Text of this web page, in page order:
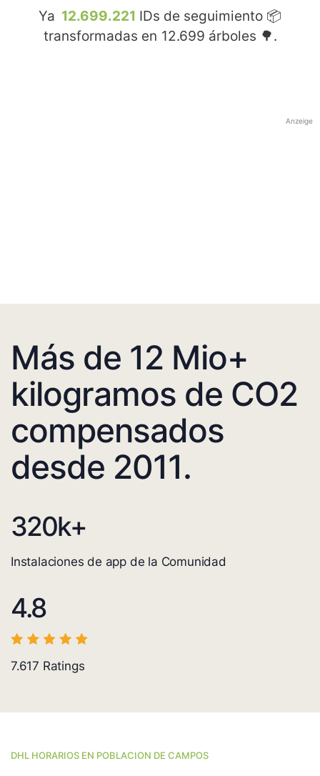
Ya 12.699.221 IDs de seguimiento 📦
transformadas en 12.699 árboles 🌳.
Anzeige
Más de 12 Mio+
kilogramos de CO2
compensados
desde 2011.
320k+
Instalaciones de app de la Comunidad
4.8
7.617 Ratings
DHL HORARIOS EN POBLACION DE CAMPOS